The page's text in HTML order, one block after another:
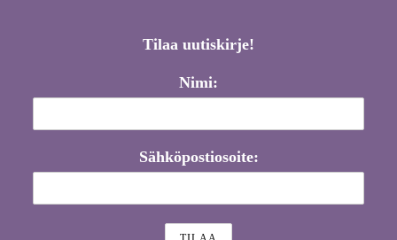
Tilaa uutiskirje!
Nimi:
Sähköpostiosoite: